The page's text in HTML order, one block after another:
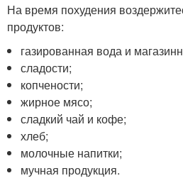
На время похудения
продуктов:
газированная вода и
сладости;
копчености;
жирное мясо;
сладкий чай и кофе;
хлеб;
молочные напитки;
мучная продукция.